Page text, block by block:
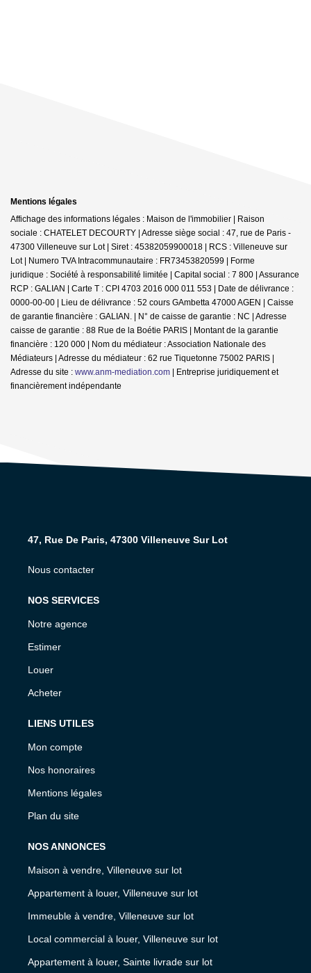
Mentions légales
Affichage des informations légales : Maison de l'immobilier | Raison
sociale : CHATELET DECOURTY | Adresse siège social : 47, rue de Paris -
47300 Villeneuve sur Lot | Siret : 45382059900018 | RCS : Villeneuve sur
Lot | Numero TVA Intracommunautaire : FR73453820599 | Forme
juridique : Société à responsabilité limitée | Capital social : 7 800 | Assurance
RCP : GALIAN | Carte T : CPI 4703 2016 000 011 553 | Date de délivrance :
0000-00-00 | Lieu de délivrance : 52 cours GAmbetta 47000 AGEN | Caisse
de garantie financière : GALIAN. | N° de caisse de garantie : NC | Adresse
caisse de garantie : 88 Rue de la Boétie PARIS | Montant de la garantie
financière : 120 000 | Nom du médiateur : Association Nationale des
Médiateurs | Adresse du médiateur : 62 rue Tiquetonne 75002 PARIS |
Adresse du site : www.anm-mediation.com | Entreprise juridiquement et
financièrement indépendante
47, Rue De Paris, 47300 Villeneuve Sur Lot
Nous contacter
NOS SERVICES
Notre agence
Estimer
Louer
Acheter
LIENS UTILES
Mon compte
Nos honoraires
Mentions légales
Plan du site
NOS ANNONCES
Maison à vendre, Villeneuve sur lot
Appartement à louer, Villeneuve sur lot
Immeuble à vendre, Villeneuve sur lot
Local commercial à louer, Villeneuve sur lot
Appartement à louer, Sainte livrade sur lot